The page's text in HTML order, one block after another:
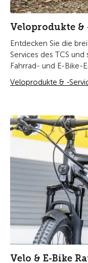
Veloprodukte &
Entdecken Sie die
Services des TCS
Fahrrad- und E-Bike-
Veloprodukte & -
Velo & E-Bike